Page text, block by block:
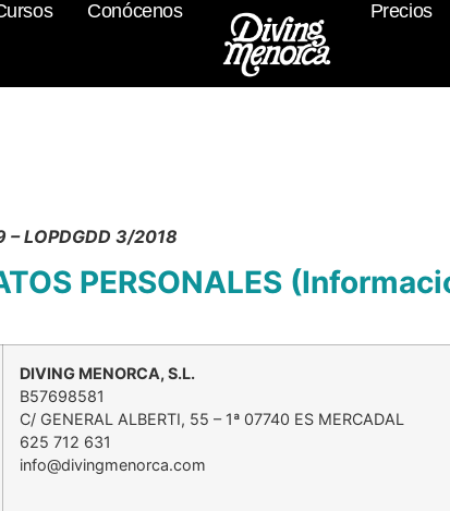
Conócenos Precios
– LOPDGDD 3/2018
PERSONALES
DIVING MENORCA, S.L.
B57698581
C/ GENERAL ALBERTI, 55 – 1ª 07740 ES MERCADAL
625 712 631
info@divingmenorca.com